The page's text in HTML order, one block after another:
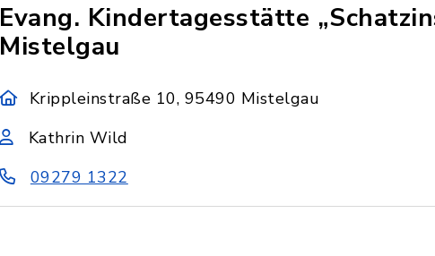
Evang. Kindertagesstätte
Mistelgau
Krippleinstraße 10, 95490 Mistelgau
Kathrin Wild
09279 1322